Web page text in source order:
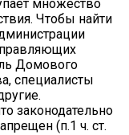
множество
Чтобы найти
Домового
специалисты
законодательно
(п.1 ч. ст.